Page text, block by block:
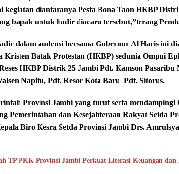
kegiatan diantaranya Pesta Bona Taon HKBP
bapak untuk hadir diacara tersebut,”terang
dalam audensi bersama Gubernur Al Haris ini
Kristen Batak Protestan (HKBP) sedunia Ompui
HKBP Distrik 25 Jambi Pdt. Kamson
Napitu, Pdt. Resor Kota Baru Pdt. Sitorus.
Provinsi Jambi yang turut serta
Pemerintahan dan Kesejahteraan Rakyat Setda
Biro Kesra Setda Provinsi Jambi Drs.
TP PKK Provinsi Jambi Perkuat Literasi Keuangan dan